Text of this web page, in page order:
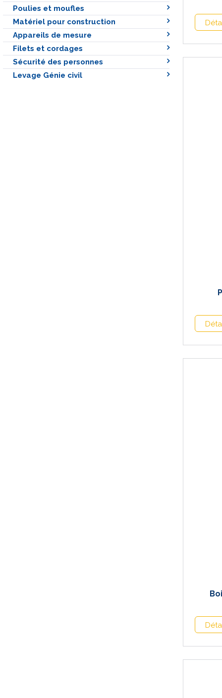
Poulies et moufles
Matériel pour construction
Appareils de mesure
Filets et cordages
Sécurité des personnes
Levage Génie civil